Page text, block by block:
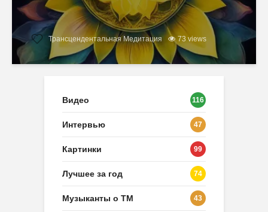
Трансцендентальная Медитация 73 views
Видео 116
Интервью 47
Картинки 99
Лучшее за год 74
Музыканты о ТМ 43